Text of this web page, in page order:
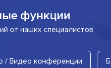
функции
от наших специалистов
/ Видео конференции